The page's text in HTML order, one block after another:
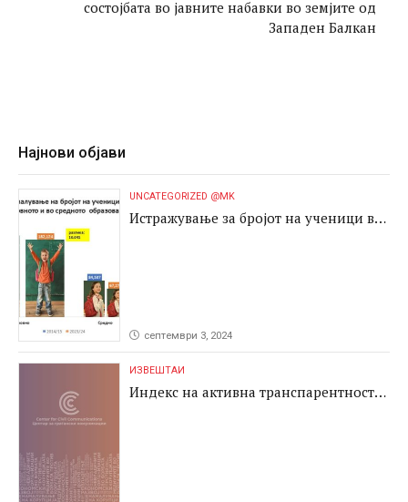
состојбата во јавните набавки во земјите од
Западен Балкан
Најнови објави
UNCATEGORIZED @MK
Истражување за бројот на ученици во
септември 3, 2024
ИЗВЕШТАИ
Индекс на активна транспарентност